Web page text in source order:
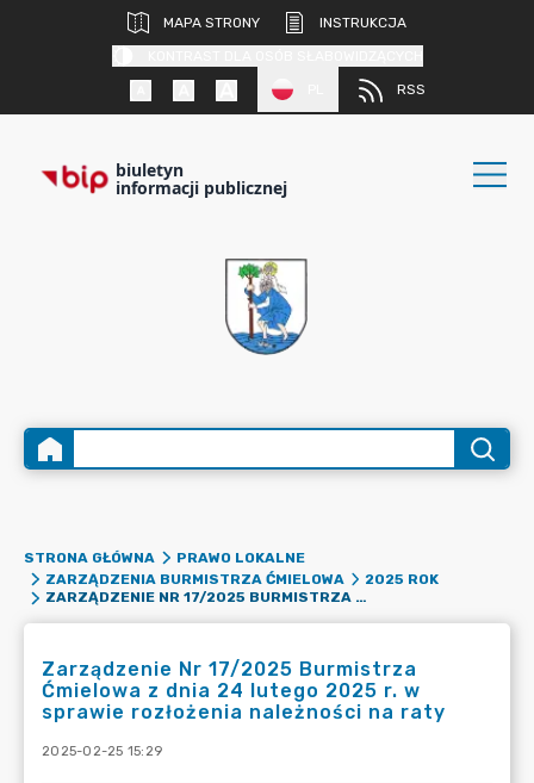
MAPA STRONY
INSTRUKCJA
RSS
biuletyn
informacji publicznej
STRONA GŁÓWNA
PRAWO LOKALNE
ZARZĄDZENIA BURMISTRZA ĆMIELOWA
2025 ROK
ZARZĄDZENIE NR 17/2025 BURMISTRZA ĆMIELOWA Z DNIA 24 LUTEGO 2025 R. W SPRAWIE ROZŁOŻENIA NALEŻNOŚCI NA RATY
Zarządzenie Nr 17/2025 Burmistrza
Ćmielowa z dnia 24 lutego 2025 r. w
sprawie rozłożenia należności na raty
2025-02-25 15:29